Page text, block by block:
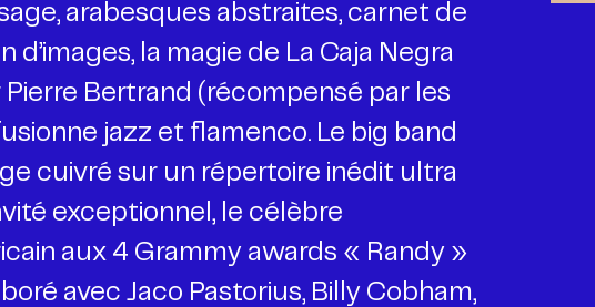
arabesques abstraites, carnet de
la magie de La Caja Negra
Pierre Bertrand (récompensé par les
jazz et flamenco. Le big band
cuivré sur un répertoire inédit ultra
exceptionnel, le célèbre
aux 4 Grammy awards « Randy »
avec Jaco Pastorius, Billy Cobham,